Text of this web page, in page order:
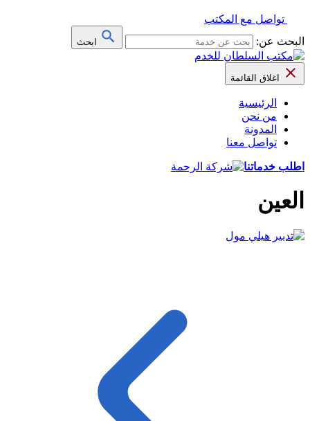
تواصل مع المكتب
البحث عن:
ابحث
اغلاق القائمة
الرئيسية
من نحن
المدونة
تواصل معنا
اطلب خدماتنا
العين